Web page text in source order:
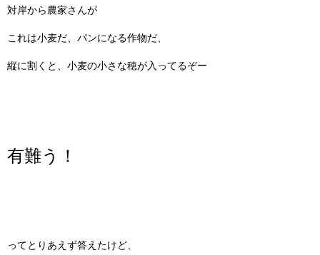
対岸から農家さんが
これは小麦だ、パンになる作物だ、
縦に割くと、小麦の小さな穂が入ってるぞー
有難う！
ってとりあえず答えたけど、